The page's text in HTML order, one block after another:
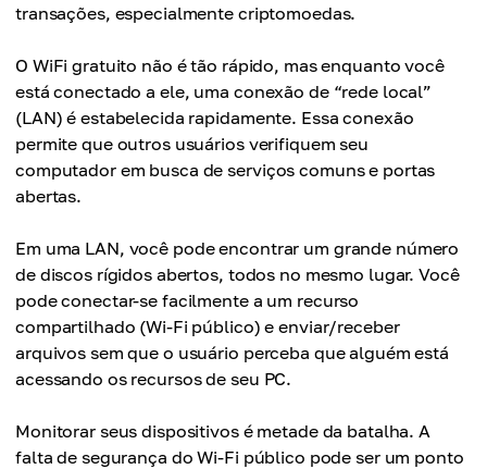
transações, especialmente criptomoedas.
O WiFi gratuito não é tão rápido, mas enquanto você
está conectado a ele, uma conexão de “rede local”
(LAN) é estabelecida rapidamente. Essa conexão
permite que outros usuários verifiquem seu
computador em busca de serviços comuns e portas
abertas.
Em uma LAN, você pode encontrar um grande número
de discos rígidos abertos, todos no mesmo lugar. Você
pode conectar-se facilmente a um recurso
compartilhado (Wi-Fi público) e enviar/receber
arquivos sem que o usuário perceba que alguém está
acessando os recursos de seu PC.
Monitorar seus dispositivos é metade da batalha. A
falta de segurança do Wi-Fi público pode ser um ponto